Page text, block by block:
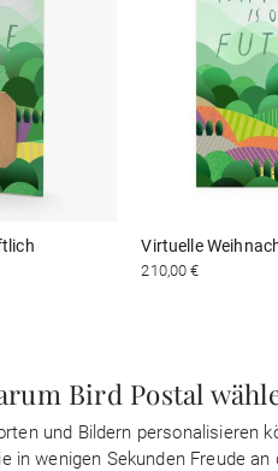
Virtuelle
210,00 €
Bird Postal
und Bildern personalisieren
in wenigen Sekunden Freude